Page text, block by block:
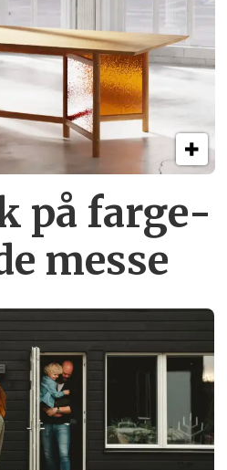
på farge­
messe